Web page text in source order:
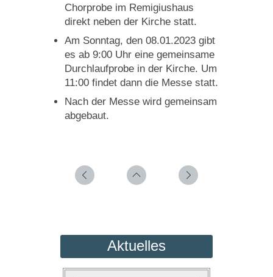
Chorprobe im Remigiushaus
direkt neben der Kirche statt.
Am Sonntag, den 08.01.2023 gibt
es ab 9:00 Uhr eine gemeinsame
Durchlaufprobe in der Kirche. Um
11:00 findet dann die Messe statt.
Nach der Messe wird gemeinsam
abgebaut.
Aktuelles